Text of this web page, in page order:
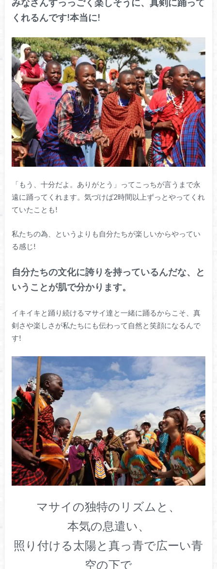
みなさんすっっごく楽しそうに、真剣に踊って
くれるんです!本当に!
「もう、十分だよ。ありがとう」ってこっちが言うまで永
遠に踊ってくれます。気づけば2時間以上ずっとやってくれ
ていたことも!
私たちの為、というよりも自分たちが楽しいからやってい
る感じ!
自分たちの文化に誇りを持っているんだな、と
いうことが肌で分かります。
イキイキと踊り続けるマサイ達と一緒に踊るからこそ、真
剣さや楽しさが私たちにも伝わって自然と笑顔になるんで
す!
マサイの独特のリズムと、
本気の息遣い、
照り付ける太陽と真っ青で広ーい青
空の下で